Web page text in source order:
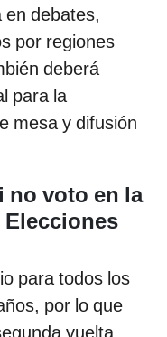
debates,
por regiones
deberá
para la
mesa y difusión
no voto en la
Elecciones
para todos los
por lo que
vuelta